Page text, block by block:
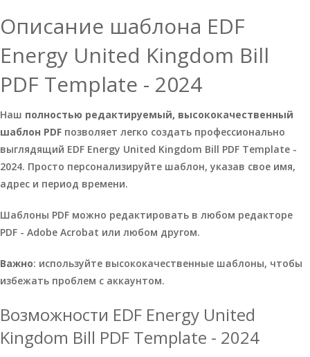
Описание шаблона EDF
Energy United Kingdom Bill
PDF Template - 2024
Наш полностью редактируемый, высококачественный
шаблон PDF позволяет легко создать профессионально
выглядящий EDF Energy United Kingdom Bill PDF Template -
2024. Просто персонализируйте шаблон, указав свое имя,
адрес и период времени.
Шаблоны PDF можно редактировать в любом редакторе
PDF - Adobe Acrobat или любом другом.
Важно: используйте высококачественные шаблоны, чтобы
избежать проблем с аккаунтом.
Возможности EDF Energy United
Kingdom Bill PDF Template - 2024